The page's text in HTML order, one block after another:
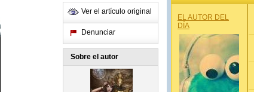
Ver el artículo original
Denunciar
Sobre el autor
EL AUTOR DEL
DÍA